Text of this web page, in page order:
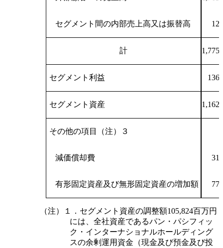
セグメント間の内部売上高又は振替高
計
セグメント利益
セグメント資産
その他の項目（注）３
減価償却費
有形固定資産及び無形固定資産の増加額
（注）１．セグメント資産の調整額105,824百万円
には、全社資産であるパン・パシフィッ
ク・インターナショナルホールディング
スの余剰運用資金（現金及び預金及び投